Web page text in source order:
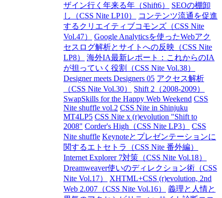
ザイン行く年来る年（Shift6）
SEOの棚卸
し（CSS Nite LP10）
コンテンツ流通を促進
するクリエイティブコモンズ（CSS Nite
Vol.47）
Google Analyticsを使ったWebアク
セスログ解析とサイトへの反映（CSS Nite
LP8）
海外IA最新レポート：これからのIA
が担っていく役割（CSS Nite Vol.38）
Designer meets Designers 05 アクセス解析
（CSS Nite Vol.30）
Shift 2（2008-2009）
SwapSkills for the Happy Web Weekend CSS
Nite shuffle vol.2 CSS Nite in Shinjuku
MT4LP5 CSS Nite x (r)evolution "Shift to
2008" Corder's High（CSS Nite LP3）
CSS
Nite shuffle Keynoteとプレゼンテーションに
関するエトセトラ（CSS Nite 番外編）
Internet Explorer 7対策（CSS Nite Vol.18）
Dreamweaver使いのディレクション術（CSS
Nite Vol.17）
XHTML+CSS (r)evolution, 2nd
Web 2.007（CSS Nite Vol.16）
義理と人情と